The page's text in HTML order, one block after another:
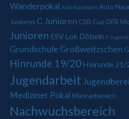
Wanderpokal Auto Naumann Auto
Junioren C Junioren CSB Cup DFB
Junioren ESV Lok Döbeln F-Jugend
Grundschule Großweitzschen
Hinrunde 19/20 Hinrunde 21/
Jugendarbeit
Mediziner Pokal Männerbereich
Nachwuchsbereich